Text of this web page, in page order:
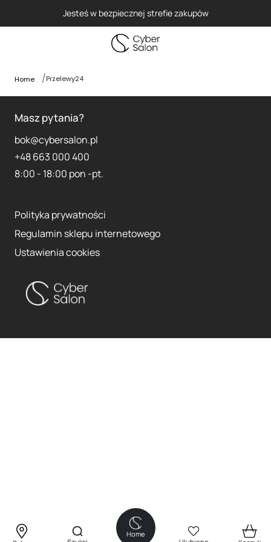
Jesteś w bezpiecznej strefie zakupów
Home Przelewy24
Masz pytania?
bok@cybersalon.pl
+48 663 000 400
8:00 - 18:00 pon -pt.
Polityka prywatności
Regulamin sklepu internetowego
Ustawienia cookies
Home